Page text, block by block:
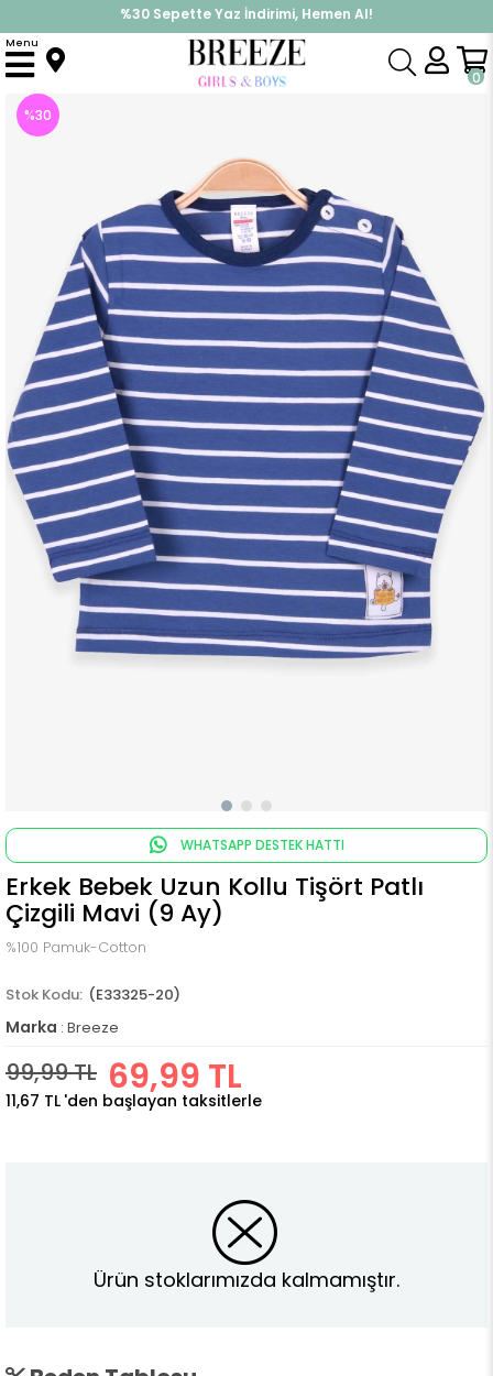
%30 Sepette Yaz İndirimi, Hemen Al!
İndirimlere ek %10 İndirimi Kap, Hemen Üye Ol!
0
Menu
Anasayfa Üst Giyim Uzun Kollu Tişört Erkek Bebek Uzun Kollu Tişört Patlı Çizgili Mavi (9 Ay)
%30
WHATSAPP DESTEK HATTI
Erkek Bebek Uzun Kollu Tişört Patlı
Çizgili Mavi (9 Ay)
%100 Pamuk-Cotton
(E33325-20)
Marka : Breeze
99,99 TL 69,99 TL
11,67 TL 'den başlayan taksitlerle
Ürün stoklarımızda kalmamıştır.